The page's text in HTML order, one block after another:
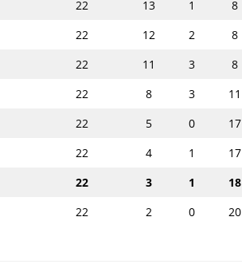
22 13 1 8
22 12 2 8
22 11 3 8
22 8 3 11
22 5 0 17
22 4 1 17
22 3 1 18
22 2 0 20